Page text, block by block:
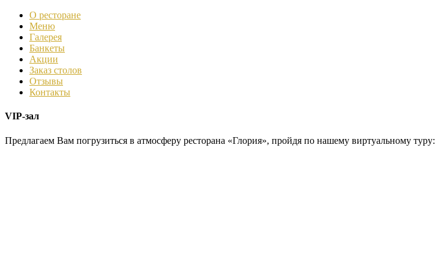
О ресторане
Меню
Галерея
Банкеты
Акции
Заказ столов
Отзывы
Контакты
VIP-зал
Предлагаем Вам погрузиться в атмосферу ресторана «Глория», пройдя по нашему виртуальному туру: